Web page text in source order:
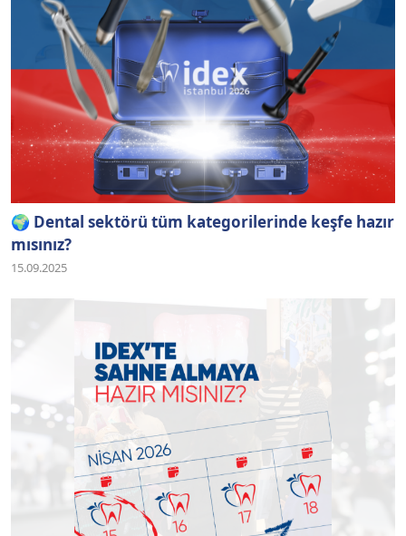
🌍 Dental sektörü tüm kategorilerinde keşfe hazır
mısınız?
15.09.2025